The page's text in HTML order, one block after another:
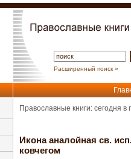
Расширенный поиск »
Православные книги: сегодня
Икона аналойная св.
ковчегом